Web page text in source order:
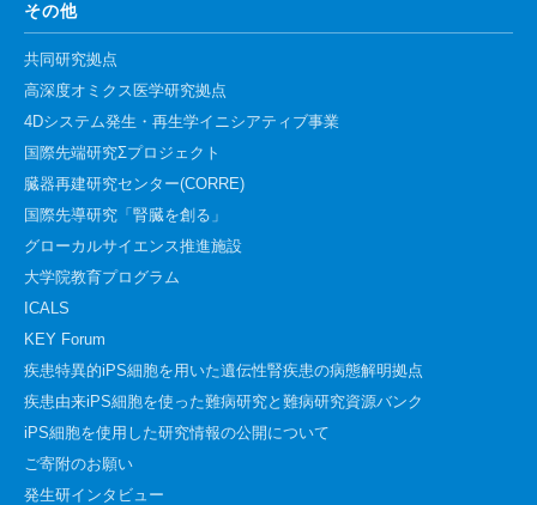
その他
共同研究拠点
高深度オミクス医学研究拠点
4Dシステム発生・再生学イニシアティブ事業
国際先端研究Σプロジェクト
臓器再建研究センター(CORRE)
国際先導研究「腎臓を創る」
グローカルサイエンス推進施設
大学院教育プログラム
ICALS
KEY Forum
疾患特異的iPS細胞を用いた遺伝性腎疾患の病態解明拠点
疾患由来iPS細胞を使った難病研究と難病研究資源バンク
iPS細胞を使用した研究情報の公開について
ご寄附のお願い
発生研インタビュー